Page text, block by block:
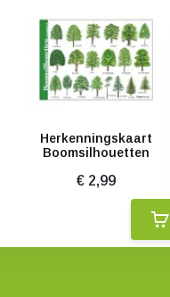
Herkenningskaart
Boomsilhouetten
€ 2,99